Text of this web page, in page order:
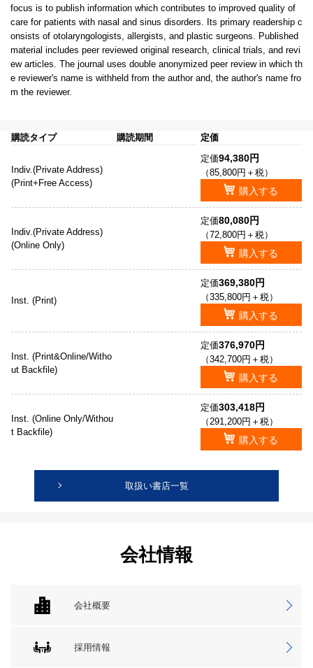
focus is to publish information which contributes to improved quality of
care for patients with nasal and sinus disorders. Its primary readership c
onsists of otolaryngologists, allergists, and plastic surgeons. Published
material includes peer reviewed original research, clinical trials, and revi
ew articles. The journal uses double anonymized peer review in which th
e reviewer's name is withheld from the author and, the author's name fro
m the reviewer.
購読タイプ 購読期間 定価
Indiv.(Private Address)
(Print+Free Access)
定価94,380円
（85,800円＋税）
購入する
Indiv.(Private Address)
(Online Only)
定価80,080円
（72,800円＋税）
購入する
Inst. (Print)
定価369,380円
（335,800円＋税）
購入する
Inst. (Print&Online/Witho
ut Backfile)
定価376,970円
（342,700円＋税）
購入する
Inst. (Online Only/Withou
t Backfile)
定価303,418円
（291,200円＋税）
購入する
取扱い書店一覧
会社情報
会社概要
採用情報